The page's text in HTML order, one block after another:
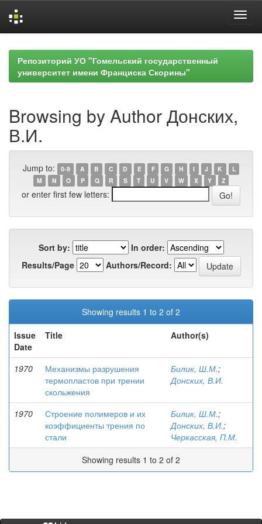
navigationРепозиторий УО "Гомельский государственный
университет имени Франциска Скорины"
Browsing by Author Донских,
В.И.
Jump to: 0-9 A B C D E F G H I J K
L
M
N O P Q R S T U V W X Y Z
or enter first few letters:
Sort by:
In order:
Results/Page
Authors/Record:
Showing results 1 to 2 of 2
Issue
Date
Title Author(s)
1970
Механизмы разрушения
термопластов при трении
скольжения
Билик, Ш.М.;
Донских, В.И.
1970
Строение полимеров и их
коэффициенты трения по
стали
Билик, Ш.М.;
Донских, В.И.;
Черкасская, П.М.
Showing results 1 to 2 of 2